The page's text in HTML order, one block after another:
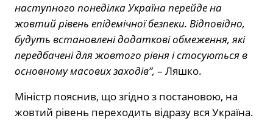
наступного понеділка Україна перейде на
жовтий рівень епідемічної безпеки. Відповідно,
будуть встановлені додаткові обмеження, які
передбачені для жовтого рівня і стосуються в
основному масових заходів”, – Ляшко.
Міністр пояснив, що згідно з постановою, на
жовтий рівень переходить відразу вся Україна.